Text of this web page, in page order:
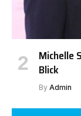
Michelle
Blick
By Admin